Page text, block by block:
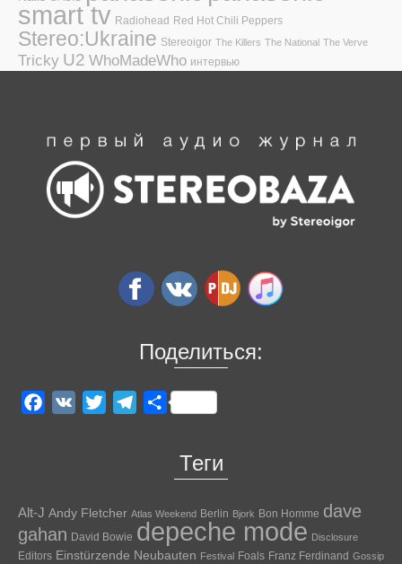
smart tv Radiohead Red Hot Chili Peppers
Stereo:Ukraine Stereoigor The Killers The National The Verve
Tricky U2 WhoMadeWho интервью
Поделиться:
Facebook
VK Twitter TelegramОтправить
Теги
Alt-J Andy Fletcher Atlas Weekend Berlin Bjork Bon Homme dave
gahan David Bowie depeche mode Disclosure
Editors Einstürzende Neubauten Festival Foals Franz Ferdinand Gossip